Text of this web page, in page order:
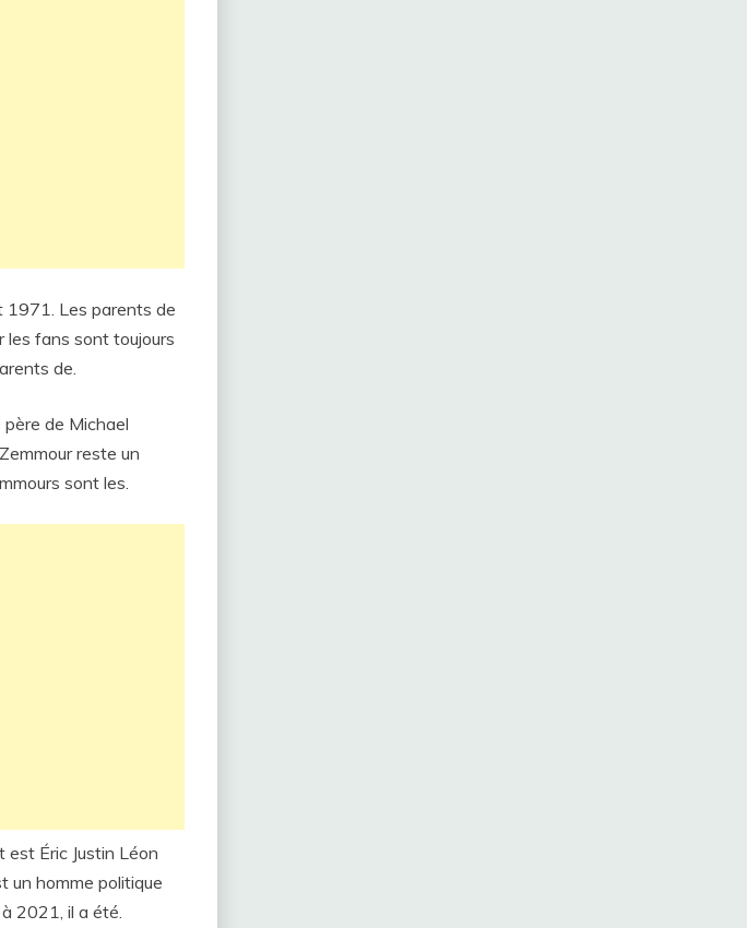
1971. Les parents de
les fans sont toujours
de.
père de Michael
reste un
sont les.
Éric Justin Léon
un homme politique
2021, il a été.